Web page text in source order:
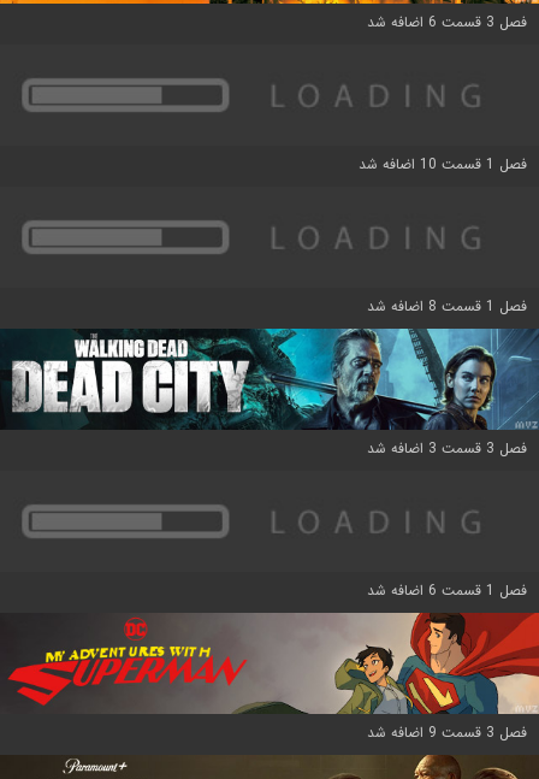
فصل 3 قسمت 6 اضافه شد
فصل 1 قسمت 10 اضافه شد
فصل 1 قسمت 8 اضافه شد
فصل 3 قسمت 3 اضافه شد
فصل 1 قسمت 6 اضافه شد
فصل 3 قسمت 9 اضافه شد